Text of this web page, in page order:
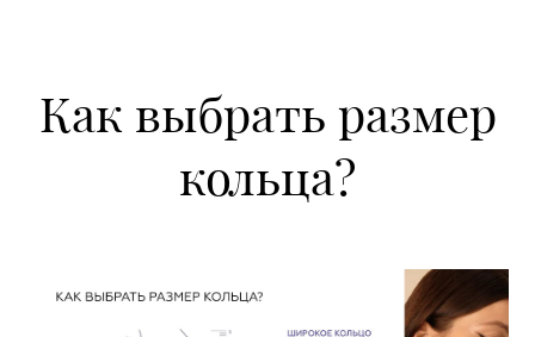
Как выбрать размер
кольца?